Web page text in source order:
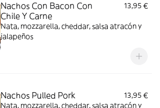
Nachos Con Bacon Con
Chile Y Carne
13,95 €
Nata, mozzarella, cheddar, salsa atracón y
jalapeños
Nachos Pulled Pork
13,95 €
Nata, mozzarella, cheddar, salsa atracón y